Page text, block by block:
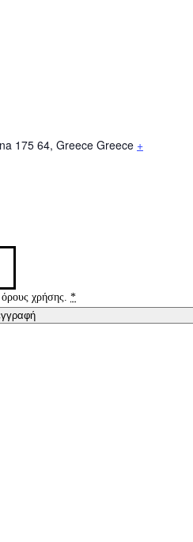
175 64, Greece Greece +
όρους χρήσης.*